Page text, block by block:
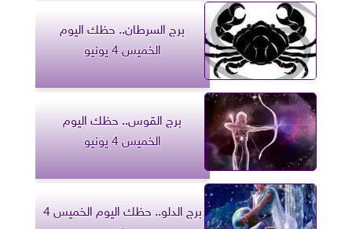
برج السرطان.. حظك اليوم
الخميس 4 يونيو
برج القوس.. حظك اليوم
الخميس 4 يونيو
برج الدلو.. حظك اليوم الخميس 4